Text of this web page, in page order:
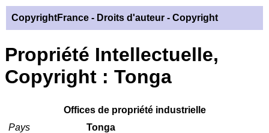
CopyrightFrance - Droits d'auteur - Copyright
Propriété Intellectuelle,
Copyright : Tonga
Offices de propriété industrielle
Pays
Tonga